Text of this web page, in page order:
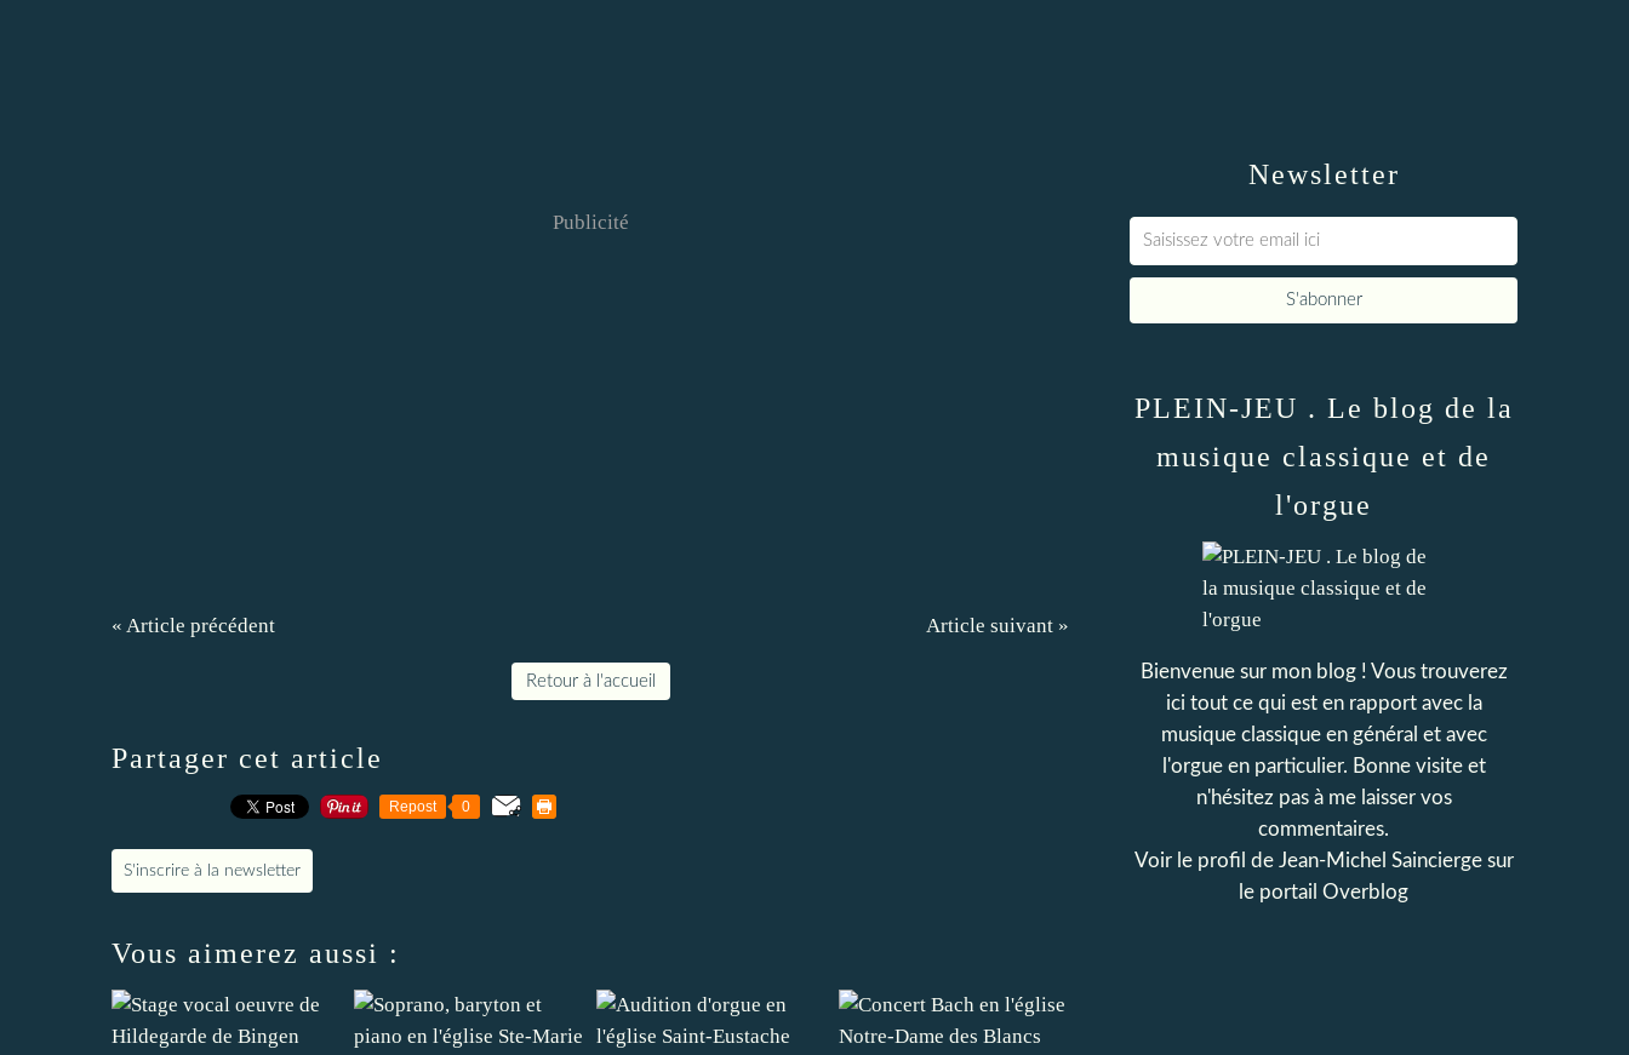
Publicité
« Article précédent Article suivant »
Retour à l'accueil
Partager cet article
Repost 0
S'inscrire à la newsletter
Vous aimerez aussi :
Newsletter
PLEIN-JEU . Le blog de la
musique classique et de
l'orgue
Bienvenue sur mon blog ! Vous trouverez
ici tout ce qui est en rapport avec la
musique classique en général et avec
l'orgue en particulier. Bonne visite et
n'hésitez pas à me laisser vos
commentaires.
Voir le profil de Jean-Michel Sainciergesur
le portail Overblog